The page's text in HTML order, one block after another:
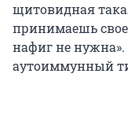
щитовидная
принимаешь
нафиг не
аутоиммунный